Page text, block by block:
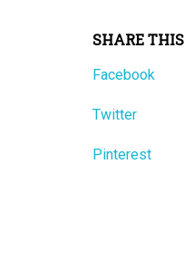
SHARE
Facebook
Twitter
Pinterest